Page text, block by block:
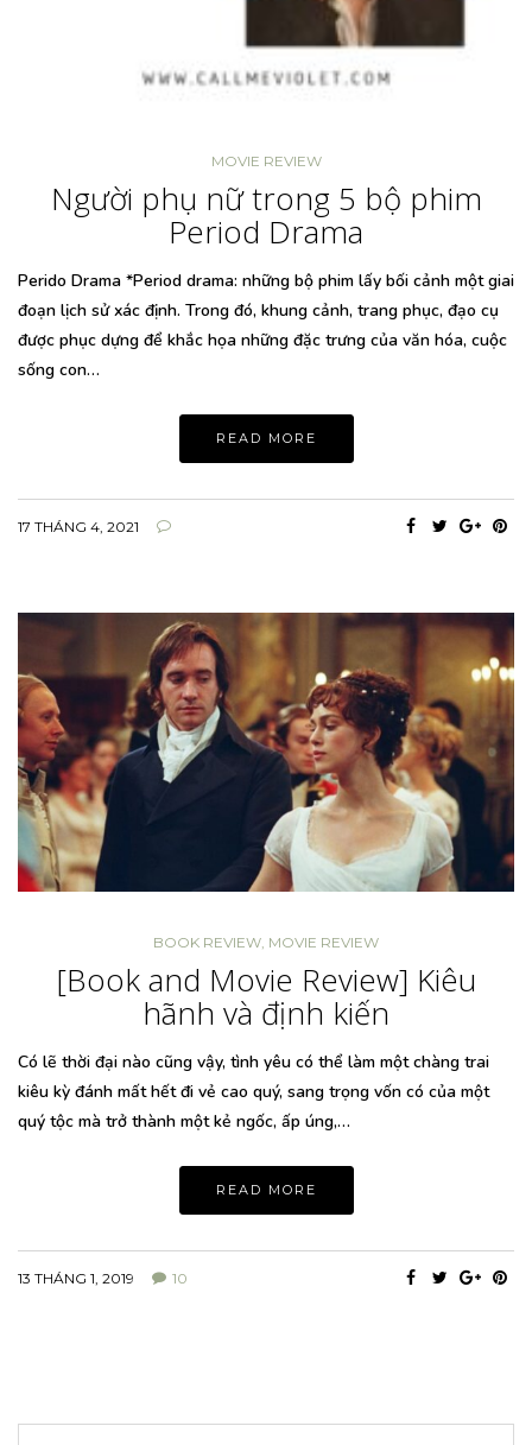
MOVIE REVIEW
Người phụ nữ trong 5 bộ phim
Period Drama
Perido Drama *Period drama: những bộ phim lấy bối cảnh một giai
đoạn lịch sử xác định. Trong đó, khung cảnh, trang phục, đạo cụ
được phục dựng để khắc họa những đặc trưng của văn hóa, cuộc
sống con…
READ MORE
17 THÁNG 4, 2021
BOOK REVIEW, MOVIE REVIEW
[Book and Movie Review] Kiêu
hãnh và định kiến
Có lẽ thời đại nào cũng vậy, tình yêu có thể làm một chàng trai
kiêu kỳ đánh mất hết đi vẻ cao quý, sang trọng vốn có của một
quý tộc mà trở thành một kẻ ngốc, ấp úng,…
READ MORE
13 THÁNG 1, 2019 10